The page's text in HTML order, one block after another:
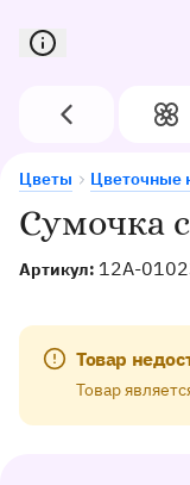
Сервис
Назад
Сумочка
Артикул: 12A-
Товар
Товар
Цветы Цветочные
Сумочка с цветами